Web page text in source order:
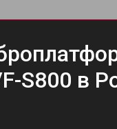
S800 в